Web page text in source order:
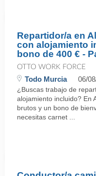
Repartidor/a en
con alojamiento
bono de 400 € -
OTTO WORK FORCE
Todo Murcia 06/
¿Buscas trabajo de
alojamiento incluido? En
brutos y un bono de
necesitas carnet ...